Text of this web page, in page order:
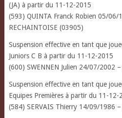
(JA) à partir du 11-12-2015
(593) QUINTA Franck Robien 05/06/
RECHAINTOISE (03905)
Suspension effective en tant que
Juniors C B à partir du 11-12-2015
(600) SWENNEN Julien 24/07/2002 –
Suspension effective en tant que
Equipes Premières à partir du 11-12-
(584) SERVAIS Thierry 14/09/1986